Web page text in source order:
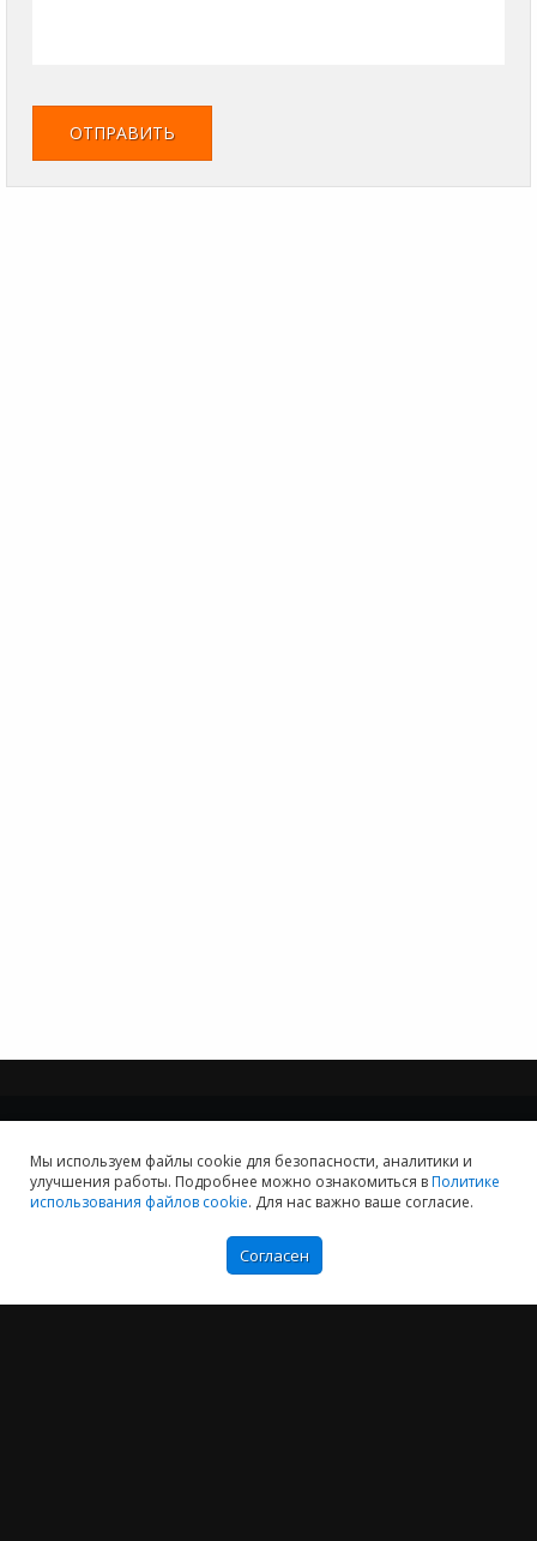
Мы используем файлы cookie для безопасности, аналитики и
улучшения работы. Подробнее можно ознакомиться вПолитике
использования файлов cookie. Для нас важно ваше согласие.
Согласен
Мы хотим принести в Россию самые передовые облачные технологии и
заботимся о каждом пользователе.
Политика конфиденциальности
Антикоррупционная политика
Информация об ИТ-аккредитованной организации